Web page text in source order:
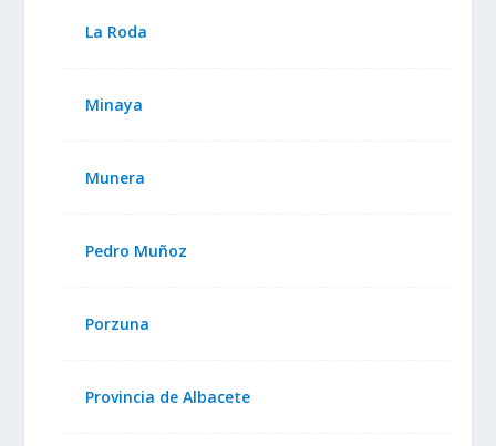
La Roda
Minaya
Munera
Pedro Muñoz
Porzuna
Provincia de Albacete